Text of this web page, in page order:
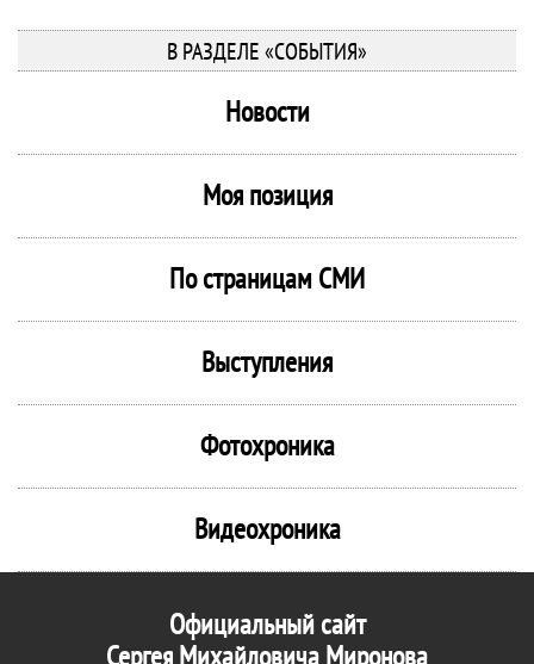
В РАЗДЕЛЕ «СОБЫТИЯ»
Новости
Моя позиция
По страницам СМИ
Выступления
Фотохроника
Видеохроника
Официальный сайт
Сергея Михайловича Миронова